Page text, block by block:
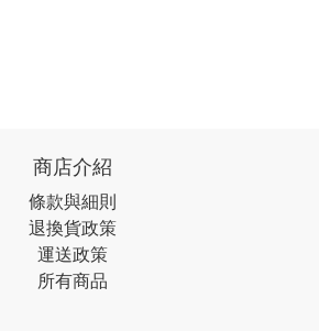
商店介紹
條款與細則
退換貨政策
運送政策
所有商品